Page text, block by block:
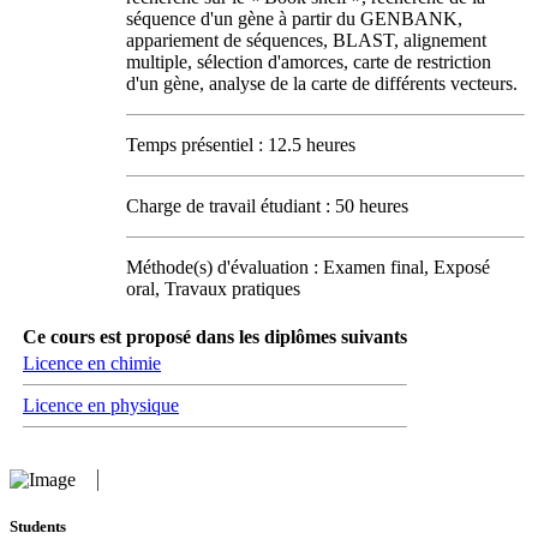
séquence d'un gène à partir du GENBANK,
appariement de séquences, BLAST, alignement
multiple, sélection d'amorces, carte de restriction
d'un gène, analyse de la carte de différents vecteurs.
Temps présentiel : 12.5 heures
Charge de travail étudiant : 50 heures
Méthode(s) d'évaluation : Examen final, Exposé
oral, Travaux pratiques
Ce cours est proposé dans les diplômes suivants
Licence en chimie
Licence en physique
Students